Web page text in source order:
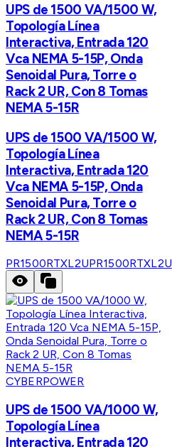
UPS de 1500 VA/1500 W,
Topología Línea
Interactiva, Entrada 120
Vca NEMA 5-15P, Onda
Senoidal Pura, Torre o
Rack 2 UR, Con 8 Tomas
NEMA 5-15R
UPS de 1500 VA/1500 W,
Topología Línea
Interactiva, Entrada 120
Vca NEMA 5-15P, Onda
Senoidal Pura, Torre o
Rack 2 UR, Con 8 Tomas
NEMA 5-15R
PR1500RTXL2UPR1500RTXL2U
CYBERPOWER
UPS de 1500 VA/1000 W,
Topología Línea
Interactiva, Entrada 120